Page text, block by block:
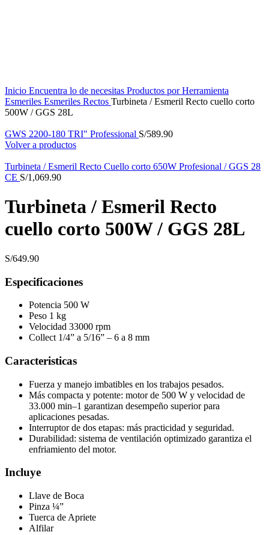
Inicio Encuentra lo de necesitas Productos por Herramienta
Esmeriles Esmeriles Rectos Turbineta / Esmeril Recto cuello corto
500W / GGS 28L
GWS 2200-180 TRI" Professional S/589.90
Volver a productos
Turbineta / Esmeril Recto Cuello corto 650W Profesional / GGS 28
CE S/1,069.90
Turbineta / Esmeril Recto
cuello corto 500W / GGS 28L
S/649.90
Especificaciones
Potencia 500 W
Peso 1 kg
Velocidad 33000 rpm
Collect 1/4” a 5/16” – 6 a 8 mm
Caracteristicas
Fuerza y manejo imbatibles en los trabajos pesados.
Más compacta y potente: motor de 500 W y velocidad de
33.000 min–1 garantizan desempeño superior para
aplicaciones pesadas.
Interruptor de dos etapas: más practicidad y seguridad.
Durabilidad: sistema de ventilación optimizado garantiza el
enfriamiento del motor.
Incluye
Llave de Boca
Pinza ¼”
Tuerca de Apriete
Alfilar